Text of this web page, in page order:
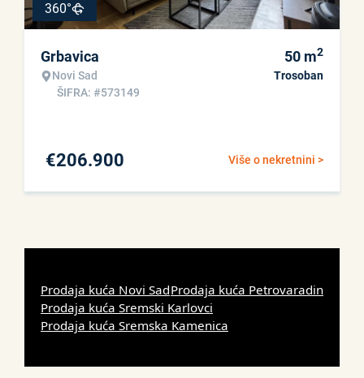
360°
Grbavica
Novi Sad
ŠIFRA: #573149
50 m2
Trosoban
Više o nekretnini >
€206.900
Prodaja kuća Novi SadProdaja kuća Petrovaradin
Prodaja kuća Sremski Karlovci
Prodaja kuća Sremska Kamenica